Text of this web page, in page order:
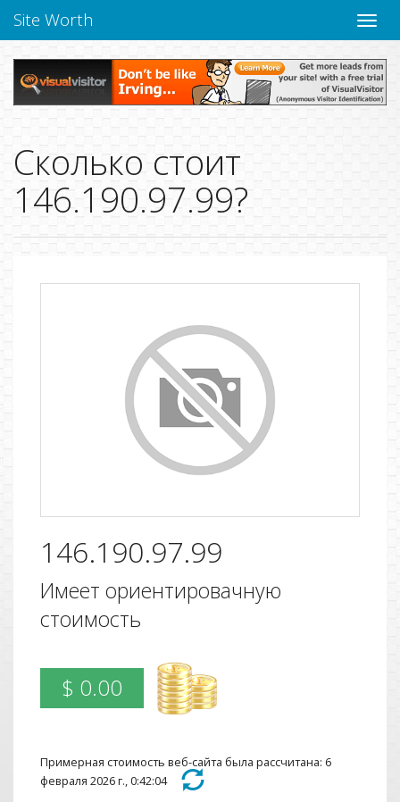
Site Worth
Сколько стоит
146.190.97.99?
146.190.97.99
Имеет ориентировачную
стоимость
$ 0.00
Примерная стоимость веб-сайта была рассчитана: 6
февраля 2026 г., 0:42:04